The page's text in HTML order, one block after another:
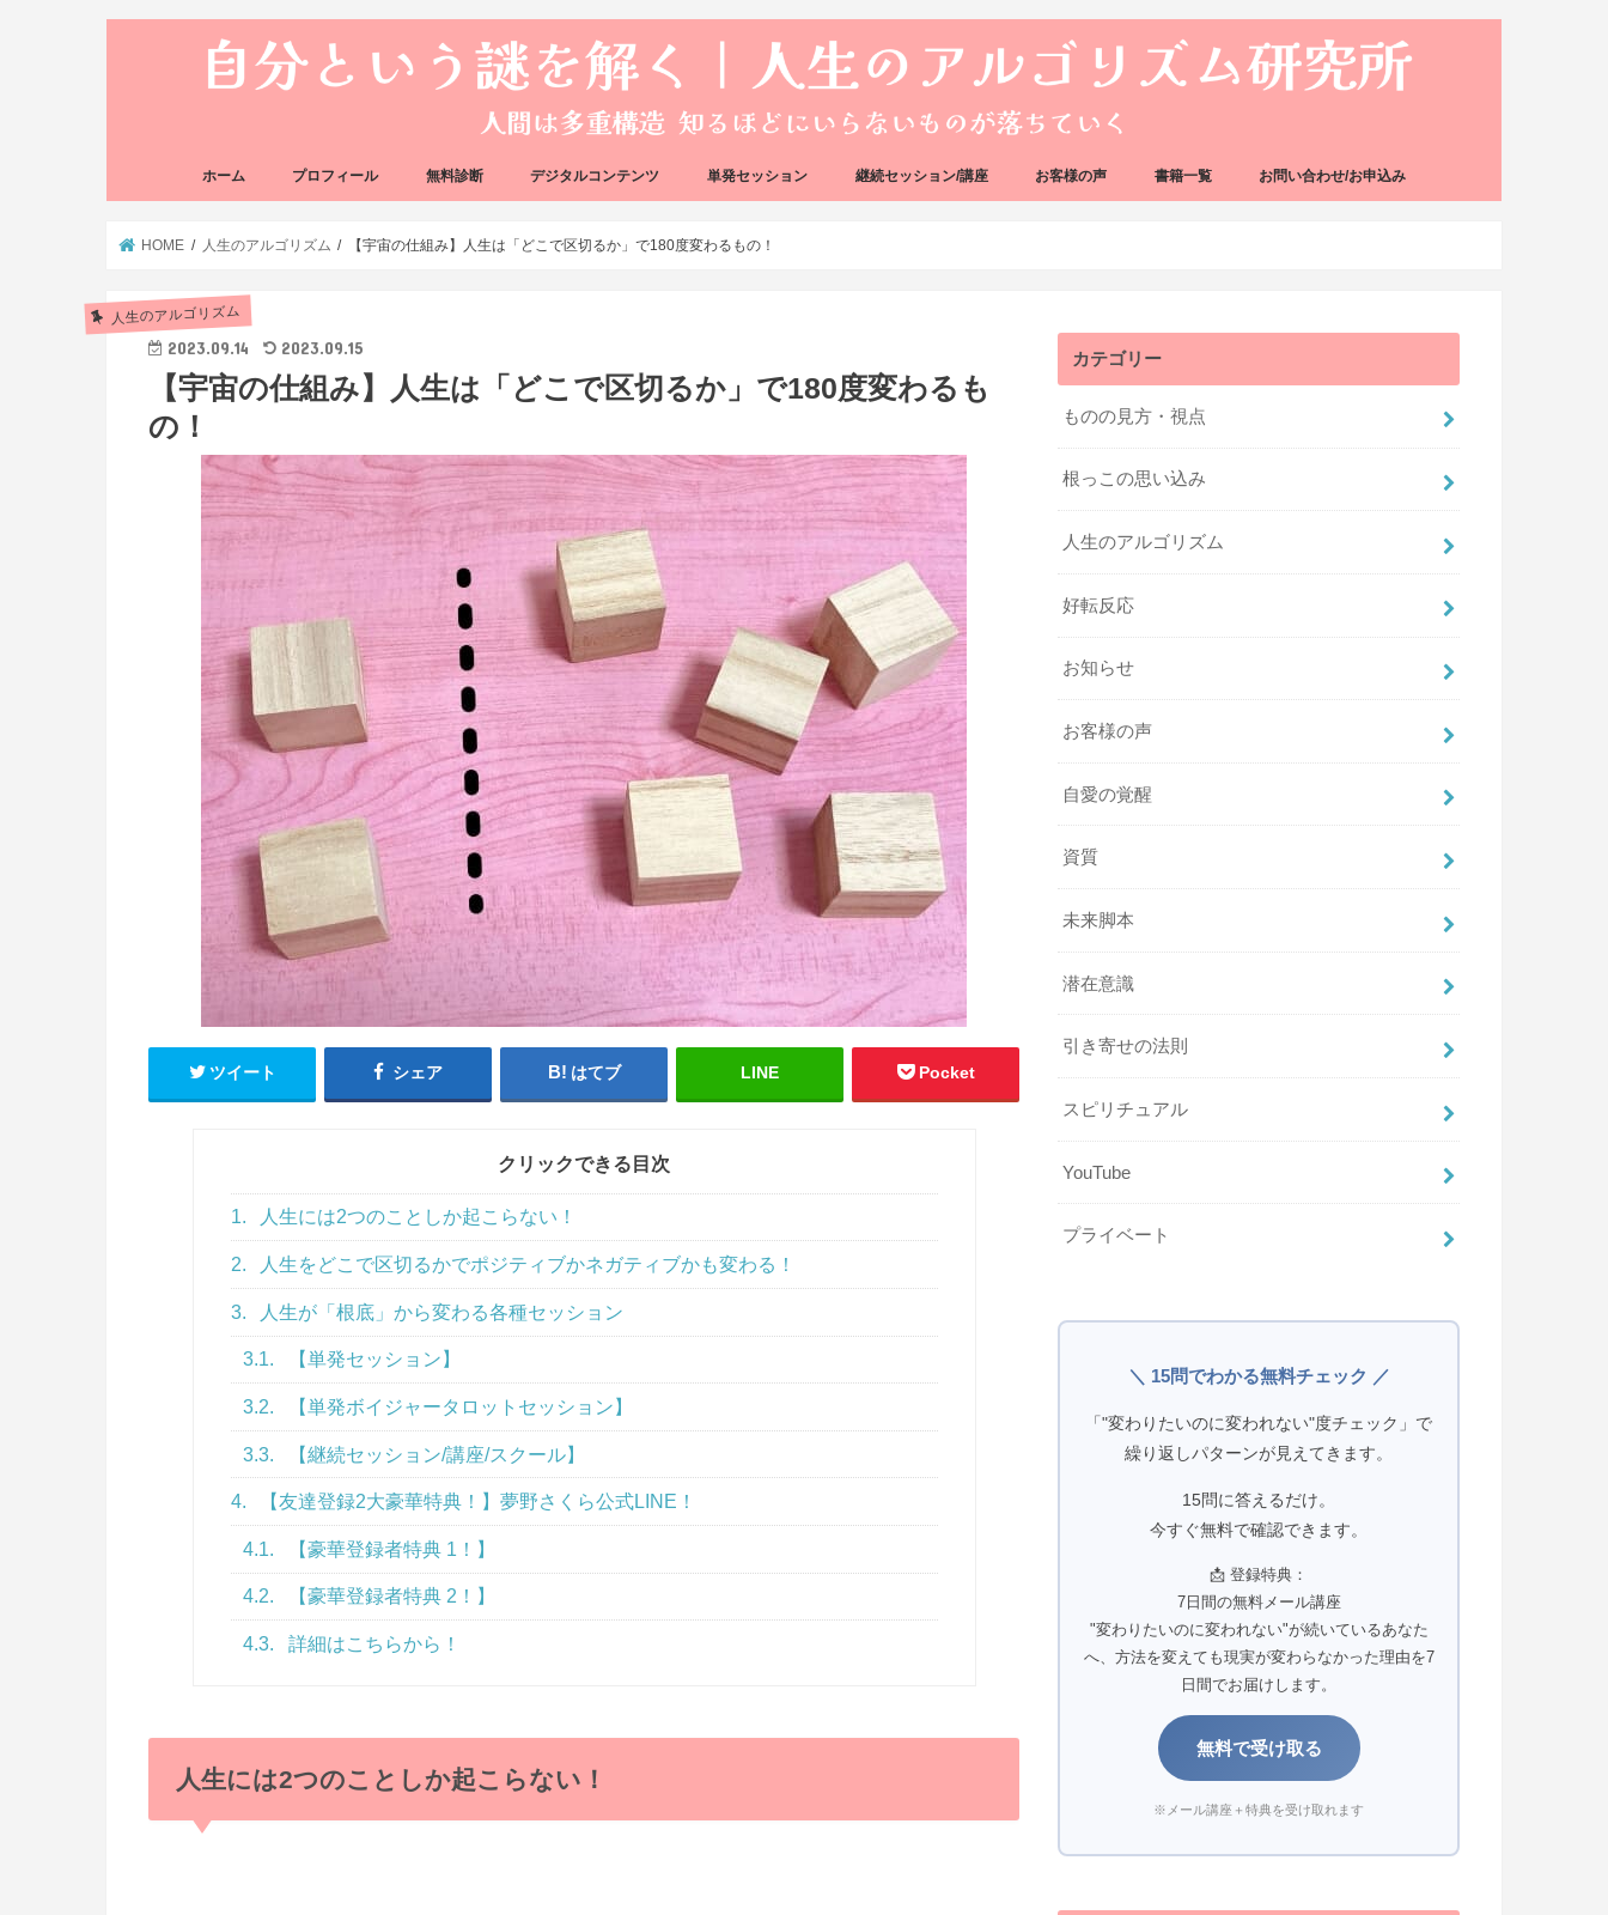
ホーム プロフィール 無料診断 デジタルコンテンツ 単発セッション 継続セッション/講座 お客様の声 書籍一覧 お問い合わせ/お申込み
HOME 人生のアルゴリズム 【宇宙の仕組み】人生は「どこで区切るか」で180度変わるもの！
人生のアルゴリズム
2023.09.14 2023.09.15
【宇宙の仕組み】人生は「どこで区切るか」で180度変わるも
の！
ツイート シェア はてブ LINE Pocket
クリックできる目次
1. 人生には2つのことしか起こらない！
2. 人生をどこで区切るかでポジティブかネガティブかも変わる！
3. 人生が「根底」から変わる各種セッション
3.1. 【単発セッション】
3.2. 【単発ボイジャータロットセッション】
3.3. 【継続セッション/講座/スクール】
4. 【友達登録2大豪華特典！】夢野さくら公式LINE！
4.1. 【豪華登録者特典 1！】
4.2. 【豪華登録者特典 2！】
4.3. 詳細はこちらから！
人生には2つのことしか起こらない！
カテゴリー
ものの見方・視点
根っこの思い込み
人生のアルゴリズム
好転反応
お知らせ
お客様の声
自愛の覚醒
資質
未来脚本
潜在意識
引き寄せの法則
スピリチュアル
YouTube
プライベート
＼ 15問でわかる無料チェック ／
「"変わりたいのに変われない"度チェック」で
繰り返しパターンが見えてきます。
15問に答えるだけ。
今すぐ無料で確認できます。
📩 登録特典：
7日間の無料メール講座
"変わりたいのに変われない"が続いているあなた
へ、方法を変えても現実が変わらなかった理由を7
日間でお届けします。
無料で受け取る
※メール講座＋特典を受け取れます